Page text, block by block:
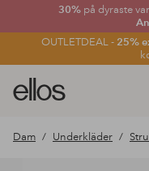
30% på dyraste
OUTLETDEAL - 25%
Ellos
logotyp
gå
Dam Underkläder